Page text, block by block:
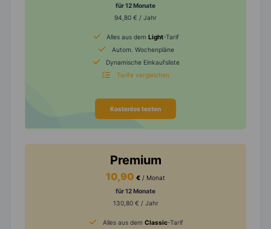
für 12 Monate
94,80 € / Jahr
Alles aus dem Light-Tarif
Autom. Wochenpläne
Dynamische Einkaufsliste
Tarife vergleichen
Kostenlos testen
Premium
10,90 € / Monat
für 12 Monate
130,80 € / Jahr
Alles aus dem Classic-Tarif